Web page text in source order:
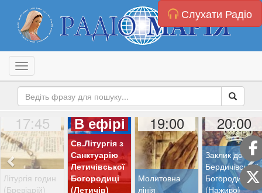
Слухати Радіо
Toggle navigation
17:45
Літургія годин
(Бревіарій)
В ефірі
Св.Літургія з
Санктуарію
Летичівської
Богородиці
(Летичів)
19:00
Молитовна
лінія
20:00
Заклик до
Бердичівської
Богородиці
(Наживо)